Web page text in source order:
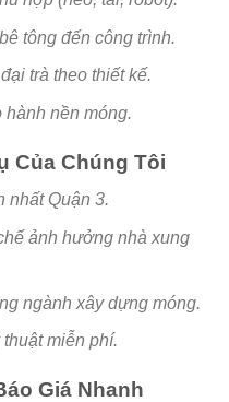
tông đến công trình.
trà theo thiết kế.
hành nền móng.
Của Chúng Tôi
nhất Quận 3.
ảnh hưởng nhà xung
ngành xây dựng móng.
miễn phí.
Giá Nhanh